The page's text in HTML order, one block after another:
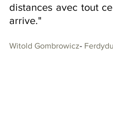
distances avec tout
arrive."
Witold Gombrowicz-